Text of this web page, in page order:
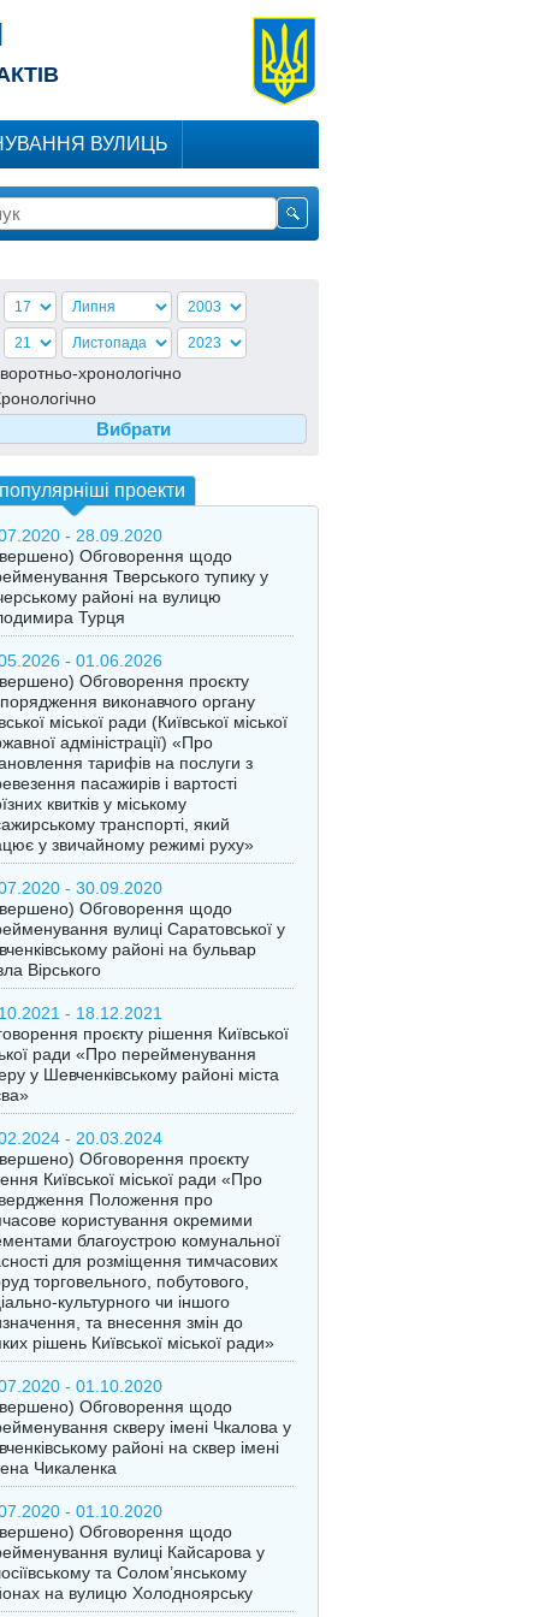
ВУЛИЦЬ
хронологiчно
проекти
- 28.09.2020
Обговорення щодо
Тверського тупику у
районі на вулицю
Турця
- 01.06.2026
Обговорення проєкту
виконавчого органу
міської ради (Київської міської
адміністрації) «Про
тарифів на послуги з
пасажирів і вартості
квитків у міському
транспорті, який
у звичайному режимі руху»
- 30.09.2020
Обговорення щодо
вулиці Саратовської у
районі на бульвар
Вірського
- 18.12.2021
проєкту рішення Київської
ради «Про перейменування
у Шевченківському районі міста
- 20.03.2024
Обговорення проєкту
Київської міської ради «Про
Положення про
користування окремими
благоустрою комунальної
для розміщення тимчасових
торговельного, побутового,
культурного чи іншого
та внесення змін до
рішень Київської міської ради»
- 01.10.2020
Обговорення щодо
скверу імені Чкалова у
районі на сквер імені
Чикаленка
- 01.10.2020
Обговорення щодо
вулиці Кайсарова у
та Солом’янському
на вулицю Холодноярську